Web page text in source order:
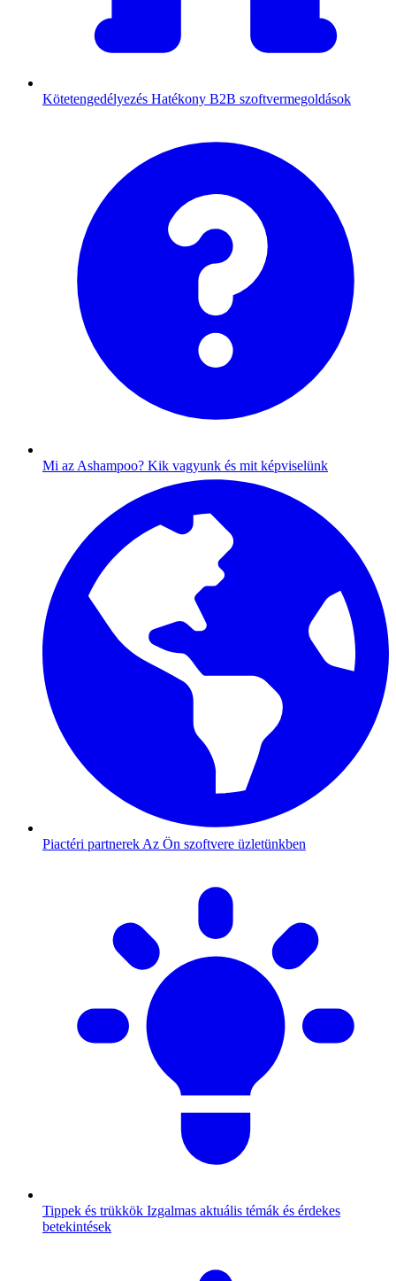
Kötetengedélyezés Hatékony B2B szoftvermegoldások
Mi az Ashampoo? Kik vagyunk és mit képviselünk
Piactéri partnerek Az Ön szoftvere üzletünkben
Tippek és trükkök Izgalmas aktuális témák és érdekes
betekintések